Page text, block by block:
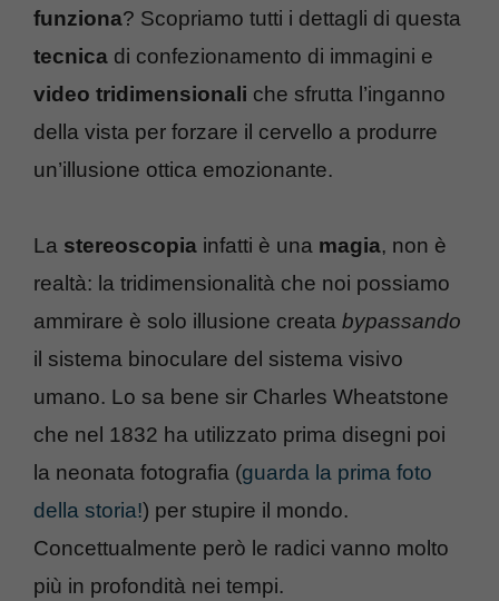
funziona? Scopriamo tutti i dettagli di questa
tecnica di confezionamento di immagini e
video tridimensionali che sfrutta l’inganno
della vista per forzare il cervello a produrre
un’illusione ottica emozionante.
La stereoscopia infatti è una magia, non è
realtà: la tridimensionalità che noi possiamo
ammirare è solo illusione creata bypassando
il sistema binoculare del sistema visivo
umano. Lo sa bene sir Charles Wheatstone
che nel 1832 ha utilizzato prima disegni poi
la neonata fotografia (guarda la prima foto
della storia!) per stupire il mondo.
Concettualmente però le radici vanno molto
più in profondità nei tempi.